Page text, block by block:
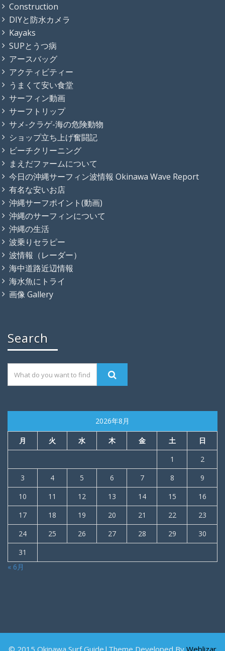
Construction
DIYと防水カメラ
Kayaks
SUPとうつ病
アースバッグ
アクティビティー
うまくて安い食堂
サーフィン動画
サーフトリップ
サメ-クラゲ-海の危険動物
ショップ立ち上げ奮闘記
ビーチクリーニング
まえだファームについて
今日の沖縄サーフィン波情報 Okinawa Wave Report
有名な安いお店
沖縄サーフポイント(動画)
沖縄のサーフィンについて
沖縄の生活
波乗りセラピー
波情報（レーダー）
海中道路近辺情報
海水魚にトライ
画像 Gallery
Search
2026年8月
月 火 水 木 金 土
日
1
2
3
4 5 6 7 8
9
10
11 12 13 14 15
16
17
18 19 20 21 22
23
24
25 26 27 28 29
30
31
« 6月